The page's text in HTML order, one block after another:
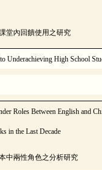
堂內回饋使用之研究
Underachieving High School
Roles Between English and
in the Last Decade
中兩性角色之分析研究